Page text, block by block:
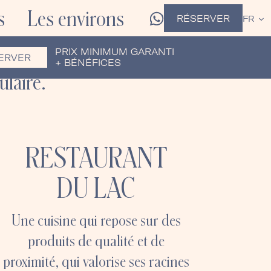
Les environs RÉSERVER FR
PRIX MINIMUM GARANTI
+ BÉNÉFICES
une
RESTAURANT
DU LAC
Une cuisine qui repose sur des
produits de qualité et de
proximité, qui valorise ses racines